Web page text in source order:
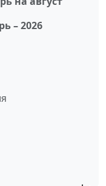
– 2026